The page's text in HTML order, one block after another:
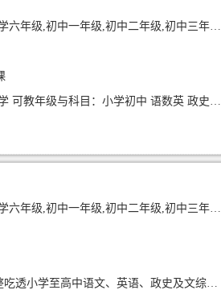
中一年级,初中二年级,初中三年级,高中一年级
一.基本信息 姓名：赵长梅 性别：女 学校：云南师范大学 专业：汉语言文学 可教年级与科目：小学初中 语数英 政史地 二.个人经历： 1.在初高中期间，获得多次优
,初中三年级,高中一年级,高中二年级,高中三年级,英语四六级
本人从初中、高中阶段便时常为身边同学梳理知识点、讲解疑难题型，完整吃透小学至高中语文、英语、政史及文综全学段教材考点与应试逻辑；我以学生视角开展教学，十分清楚各年龄段学生容易卡壳、难以理解的知识难点，拒绝生硬照本宣科，擅长用通俗直白的思路拆解复杂考点，授课